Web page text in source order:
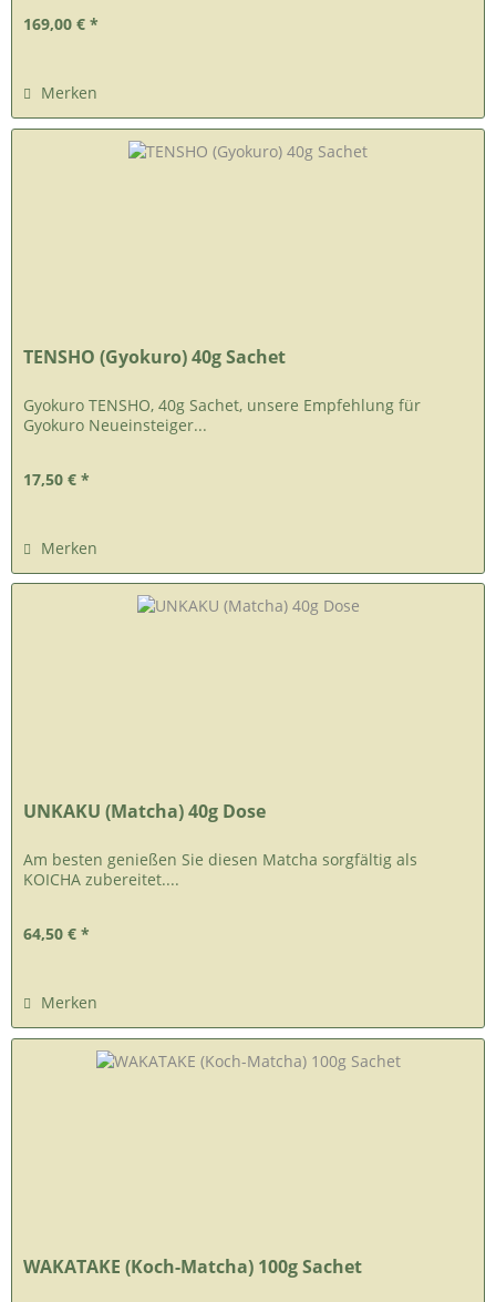
169,00 € *
Merken
TENSHO (Gyokuro) 40g Sachet
Gyokuro TENSHO, 40g Sachet, unsere Empfehlung für
Gyokuro Neueinsteiger...
17,50 € *
Merken
UNKAKU (Matcha) 40g Dose
Am besten genießen Sie diesen Matcha sorgfältig als
KOICHA zubereitet....
64,50 € *
Merken
WAKATAKE (Koch-Matcha) 100g Sachet